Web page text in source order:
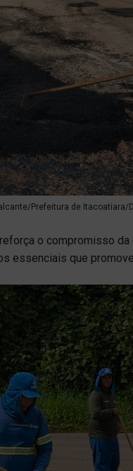
Prefeitura de Itacoatiara/
o compromisso
essenciais que